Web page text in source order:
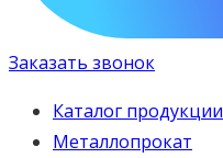
Заказать звонок
Каталог продукции
Металлопрокат